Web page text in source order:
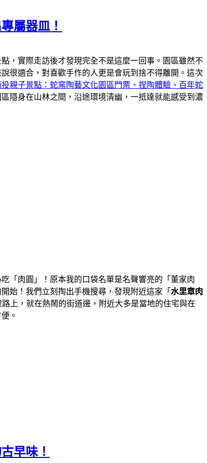
屬器皿！
，實際走訪後才發現完全不是這麼一回事。園區雖然不
很適合，對喜歡手作的人更是會玩到捨不得離開。這次
投親子景點：蛇窯陶藝文化園區門票、捏陶體驗、百年蛇
隱身在山林之間，沿途環境清幽，一抵達就能感受到濃
「肉圓」！原本我的口袋名單是名聲響亮的「董家肉
始！我們立刻掏出手機搜尋，發現附近這家「 水里章肉
上，就在熱鬧的街道邊，附近大多是當地的住宅與在
。
早味！